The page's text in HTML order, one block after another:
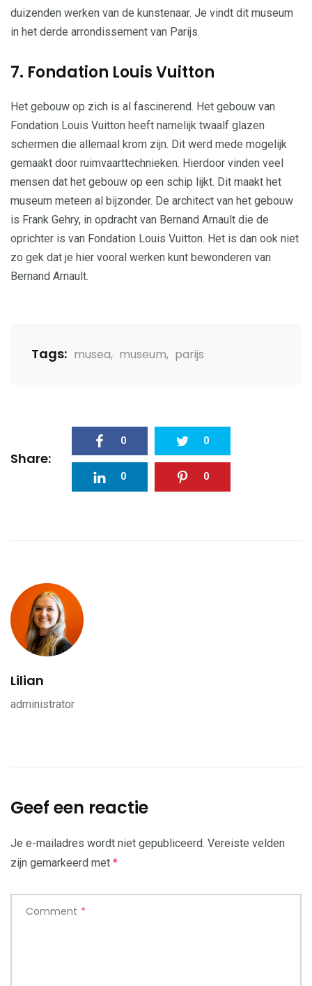
duizenden werken van de kunstenaar. Je vindt dit museum
in het derde arrondissement van Parijs.
7. Fondation Louis Vuitton
Het gebouw op zich is al fascinerend. Het gebouw van
Fondation Louis Vuitton heeft namelijk twaalf glazen
schermen die allemaal krom zijn. Dit werd mede mogelijk
gemaakt door ruimvaarttechnieken. Hierdoor vinden veel
mensen dat het gebouw op een schip lijkt. Dit maakt het
museum meteen al bijzonder. De architect van het gebouw
is Frank Gehry, in opdracht van Bernand Arnault die de
oprichter is van Fondation Louis Vuitton. Het is dan ook niet
zo gek dat je hier vooral werken kunt bewonderen van
Bernand Arnault.
Tags: musea, museum, parijs
Share:
0 0
0 0
Lilian
administrator
Geef een reactie
Je e-mailadres wordt niet gepubliceerd. Vereiste velden
zijn gemarkeerd met *
Comment *